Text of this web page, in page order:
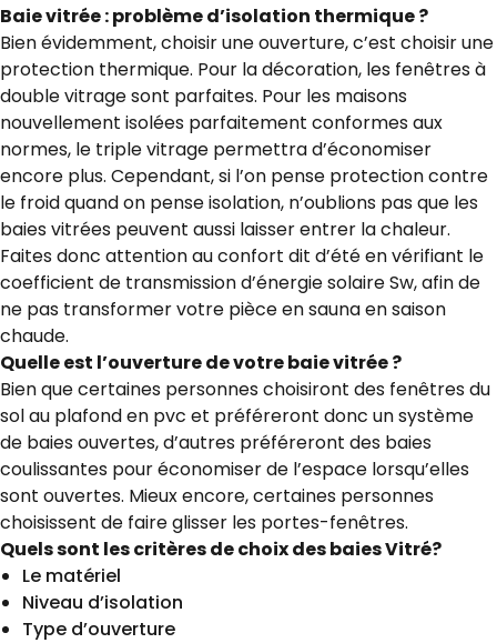
Baie vitrée : problème d’isolation thermique ?
Bien évidemment, choisir une ouverture, c’est choisir une
protection thermique. Pour la décoration, les fenêtres à
double vitrage sont parfaites. Pour les maisons
nouvellement isolées parfaitement conformes aux
normes, le triple vitrage permettra d’économiser
encore plus. Cependant, si l’on pense protection contre
le froid quand on pense isolation, n’oublions pas que les
baies vitrées peuvent aussi laisser entrer la chaleur.
Faites donc attention au confort dit d’été en vérifiant le
coefficient de transmission d’énergie solaire Sw, afin de
ne pas transformer votre pièce en sauna en saison
chaude.
Quelle est l’ouverture de votre baie vitrée ?
Bien que certaines personnes choisiront des fenêtres du
sol au plafond en pvc et préféreront donc un système
de baies ouvertes, d’autres préféreront des baies
coulissantes pour économiser de l’espace lorsqu’elles
sont ouvertes. Mieux encore, certaines personnes
choisissent de faire glisser les portes-fenêtres.
Quels sont les critères de choix des baies Vitré?
Le matériel
Niveau d’isolation
Type d’ouverture